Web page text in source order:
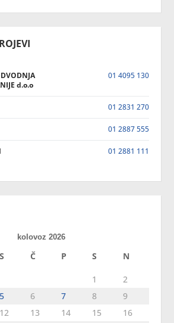
d.o.o
01 4095 130
01 2831 270
01 2887 555
01 2881 111
kolovoz 2026
S Č P S N
1
2
5 6 7 8
9
12 13 14 15
16